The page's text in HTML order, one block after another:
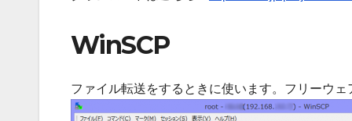
WinSCP
ファイル転送をするときに使います。フリーウェ